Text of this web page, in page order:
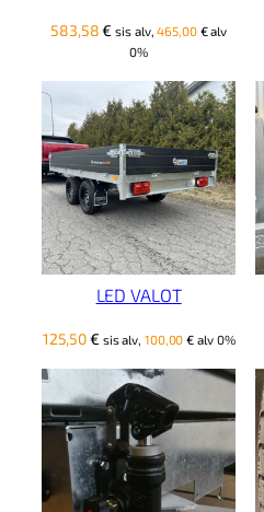
583,58€ sis alv,465,00 €alv
0%
LED VALOT
125,50€ sis alv, 100,00€ alv 0%